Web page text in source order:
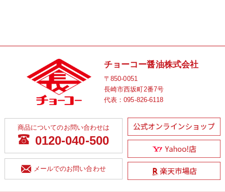
チョーコー醤油株式会社
〒850-0051
長崎市西坂町2番7号
代表：095-826-6118
商品についてのお問い合わせは
0120-040-500
メールでのお問い合わせ